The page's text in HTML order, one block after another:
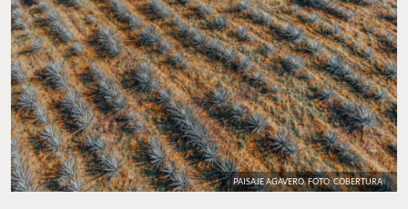
PAISAJE AGAVERO. FOTO: COBERTURA